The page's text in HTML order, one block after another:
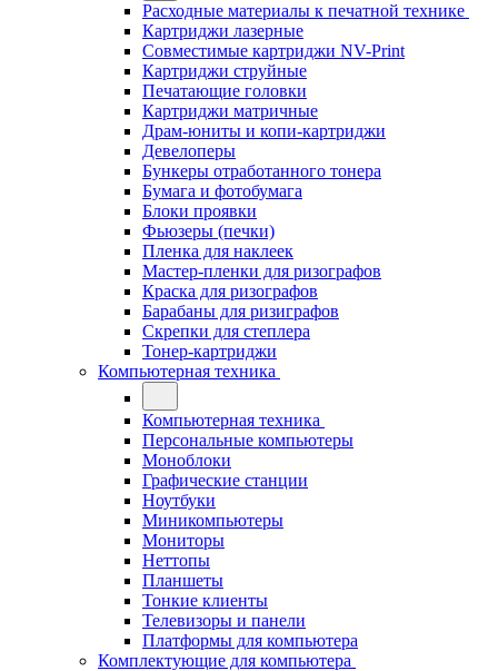
Расходные материалы к печатной технике
Картриджи лазерные
Совместимые картриджи NV-Print
Картриджи струйные
Печатающие головки
Картриджи матричные
Драм-юниты и копи-картриджи
Девелоперы
Бункеры отработанного тонера
Бумага и фотобумага
Блоки проявки
Фьюзеры (печки)
Пленка для наклеек
Мастер-пленки для ризографов
Краска для ризографов
Барабаны для ризиграфов
Скрепки для степлера
Тонер-картриджи
Компьютерная техника
Компьютерная техника
Персональные компьютеры
Моноблоки
Графические станции
Ноутбуки
Миникомпьютеры
Мониторы
Неттопы
Планшеты
Тонкие клиенты
Телевизоры и панели
Платформы для компьютера
Комплектующие для компьютера